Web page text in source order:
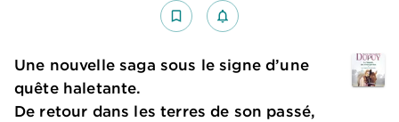
bookmark_border notifications_none_outlined
Une nouvelle saga sous le signe d’une
quête haletante.
De retour dans les terres de son passé,